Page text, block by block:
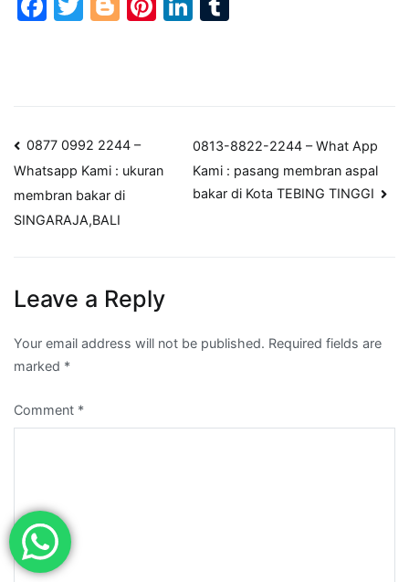
Post
navigation
0877 0992 2244 –
Whatsapp Kami : ukuran
membran bakar di
SINGARAJA,BALI
0813-8822-2244 – What App
Kami : pasang membran aspal
bakar di Kota TEBING TINGGI
Leave a Reply
Your email address will not be published. Required fields are
marked *
Comment *